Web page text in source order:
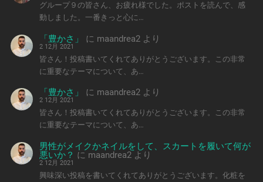
グループ９の皆さん、お疲れ様でした。ポストを読んで、感
動しました。一番きっと心に…
「豊かさ」 に maandrea2 より
2 12月 2021
皆さん！投稿書いてくれてありがとうございます。この非常
に重要なテーマについて、あ…
「豊かさ」 に maandrea2 より
2 12月 2021
皆さん！投稿書いてくれてありがとうございます。この非常
に重要なテーマについて、あ…
男性がメイクかネイルをして、スカートを履いて何が
悪いか？ に maandrea2 より
2 12月 2021
興味深い投稿を書いてくれてありがとうございます。化粧を